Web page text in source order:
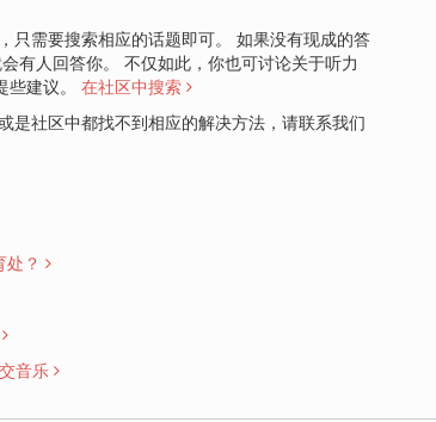
只需要搜索相应的话题即可。 如果没有现成的答
有人回答你。 不仅如此，你也可讨论关于听力
建议。 在社区中搜索
是社区中都找不到相应的解决方法，请联系我们
处？
音乐